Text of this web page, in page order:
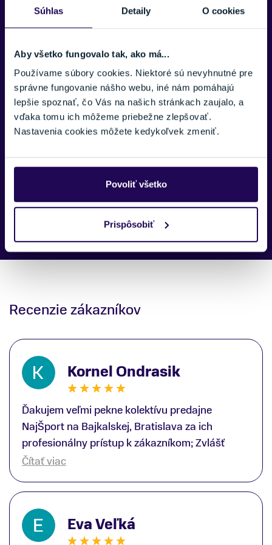
Súhlas Detaily O cookies
Aby všetko fungovalo tak, ako má...
Používame súbory cookies. Niektoré sú nevyhnutné pre
správne fungovanie nášho webu, iné nám pomáhajú
lepšie spoznať, čo Vás na našich stránkach zaujalo, a
vďaka tomu ich môžeme priebežne zlepšovať.
Nastavenia cookies môžete kedykoľvek zmeniť.
Povoliť všetko
Prispôsobiť
E-MAIL:
TELEFÓNNE ČÍSLO:
SPRÁVA:
produktu.
Recenzie zákazníkov
Kornel Ondrasik
Ďakujem veľmi pekne kolektívu predajne
NajŠport na Bajkalskej, Bratislava za ich
profesionálny prístup k zákazníkom; Zvlášť
ďakujem špecialistovi Martinovi Gunišovi za
lyžiarskej obuvi, ako aj prilby.. všetko značka
Atomic; Pán Martin Guniš mi svojou
odbornosťou otvoril nové obzory a dozvedel
som sa, vďaka jeho profesionálnemu prístupu k
Čítať viac
Eva Veľká